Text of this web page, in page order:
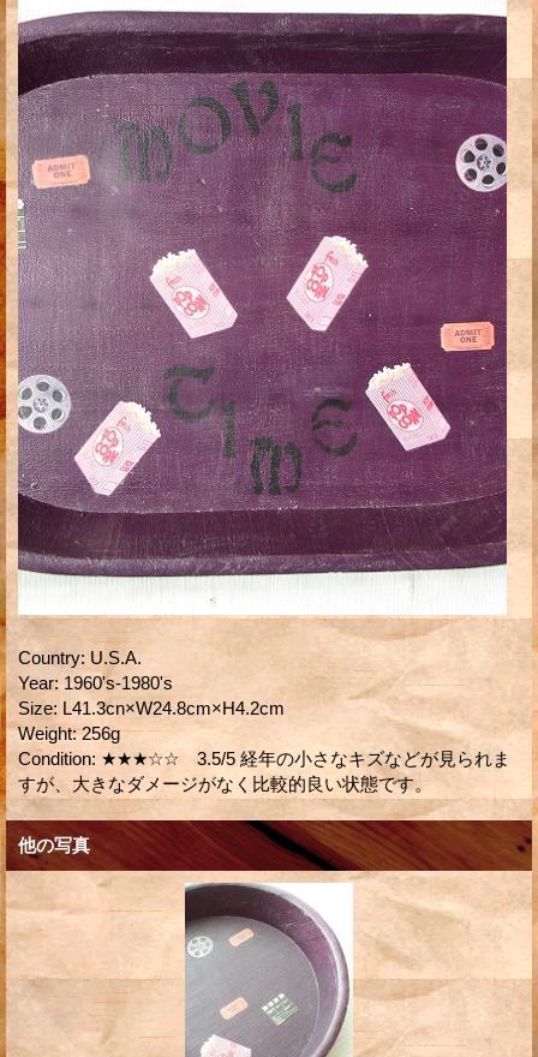
Country: U.S.A.
Year: 1960's-1980's
Size: L41.3cn×W24.8cm×H4.2cm
Weight: 256g
Condition: ★★★☆☆ 3.5/5 経年の小さなキズなどが見られま
すが、大きなダメージがなく比較的良い状態です。
他の写真